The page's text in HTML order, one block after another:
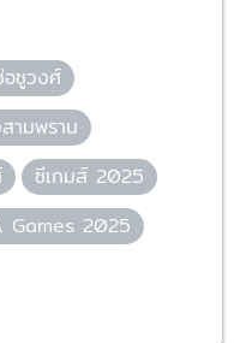
ชูวงศ์
ามพราน
ซีเกมส์ 2025
Games 2025